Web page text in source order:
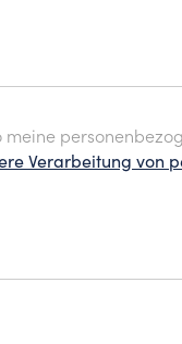
Verarbeitung von